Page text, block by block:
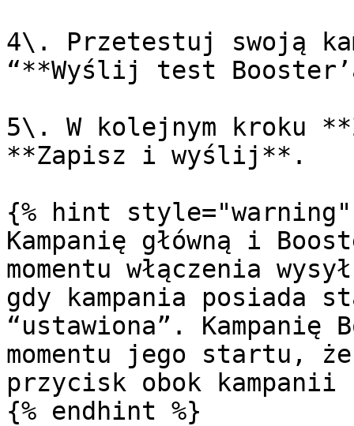
4\. Przetestuj swoją
“**Wyślij test
5\. W kolejnym kroku
**Zapisz i wyślij**.
{% hint style="warning"
Kampanię główną i
momentu włączenia
gdy kampania posiada
“ustawiona”. Kampanię
momentu jego startu,
przycisk obok
{% endhint %}